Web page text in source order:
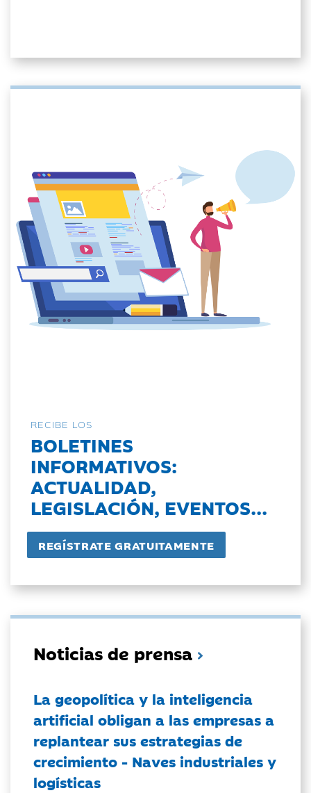
RECIBE LOS
BOLETINES
INFORMATIVOS:
ACTUALIDAD,
LEGISLACIÓN, EVENTOS...
Noticias de prensa
La geopolítica y la inteligencia
artificial obligan a las empresas a
replantear sus estrategias de
crecimiento - Naves industriales y
logísticas